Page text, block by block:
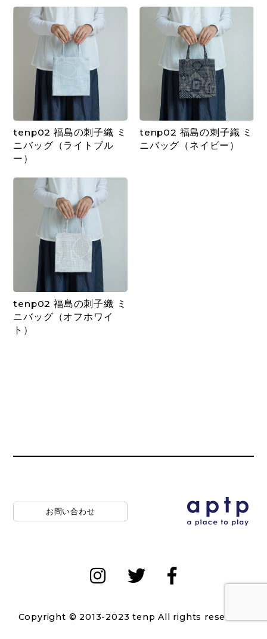
tenp02 福島の刺子織 ミ
ニバッグ（ライトブル
ー）
tenp02 福島の刺子織 ミ
ニバッグ（ネイビー）
tenp02 福島の刺子織 ミ
ニバッグ（オフホワイ
ト）
お問い合わせ
Copyright © 2013-2023 tenp All rights reserved.